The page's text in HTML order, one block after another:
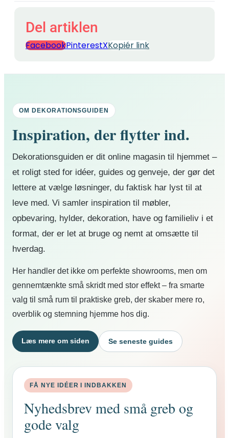
Del artiklen
FacebookPinterestXKopiér link
OM DEKORATIONSGUIDEN
Inspiration, der flytter ind.
Dekorationsguiden er dit online magasin til hjemmet –
et roligt sted for idéer, guides og genveje, der gør det
lettere at vælge løsninger, du faktisk har lyst til at
leve med. Vi samler inspiration til møbler,
opbevaring, hylder, dekoration, have og familieliv i et
format, der er let at bruge og nemt at omsætte til
hverdag.
Her handler det ikke om perfekte showrooms, men om
gennemtænkte små skridt med stor effekt – fra smarte
valg til små rum til praktiske greb, der skaber mere ro,
overblik og stemning hjemme hos dig.
Læs mere om siden Se seneste guides
FÅ NYE IDÉER I INDBAKKEN
Nyhedsbrev med små greb og
gode valg